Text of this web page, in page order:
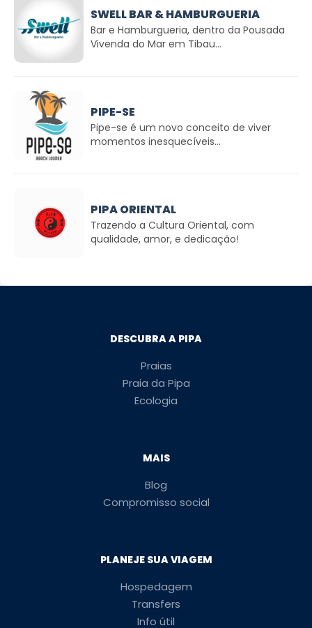
SWELL BAR & HAMBURGUERIA
Bar e Hamburgueria, dentro da Pousada
Vivenda do Mar em Tibau...
PIPE-SE
Pipe-se é um novo conceito de viver
momentos inesquecíveis...
PIPA ORIENTAL
Trazendo a Cultura Oriental, com
qualidade, amor, e dedicação!
DESCUBRA A PIPA
Praias
Praia da Pipa
Ecologia
MAIS
Blog
Compromisso social
PLANEJE SUA VIAGEM
Hospedagem
Transfers
Info útil